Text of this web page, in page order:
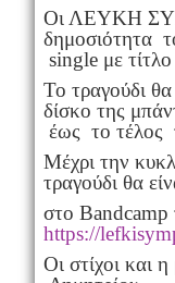
Οι ΛΕΥΚΗ
δημοσιότητα
single με
Το τραγούδι
δίσκο της
έως το τέλος
Μέχρι την
τραγούδι θα
στο Βandcamp
https://
Οι στίχοι και